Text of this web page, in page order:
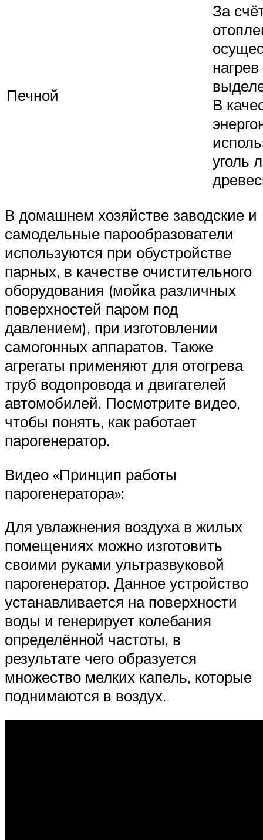
Печной
За
В
уголь
В домашнем хозяйстве заводские и
самодельные парообразователи
используются при обустройстве
парных, в качестве очистительного
оборудования (мойка различных
поверхностей паром под
давлением), при изготовлении
самогонных аппаратов. Также
агрегаты применяют для отогрева
труб водопровода и двигателей
автомобилей. Посмотрите видео,
чтобы понять, как работает
парогенератор.
Видео «Принцип работы
парогенератора»:
Для увлажнения воздуха в жилых
помещениях можно изготовить
своими руками ультразвуковой
парогенератор. Данное устройство
устанавливается на поверхности
воды и генерирует колебания
определённой частоты, в
результате чего образуется
множество мелких капель, которые
поднимаются в воздух.